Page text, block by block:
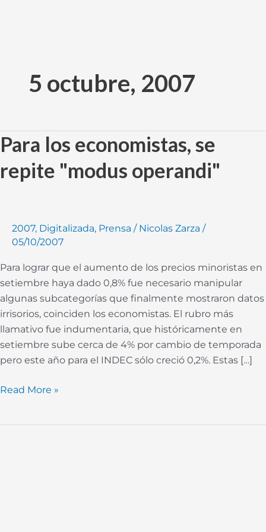
contenido5 octubre, 2007
Para los economistas, se
repite "modus operandi"
2007, Digitalizada, Prensa / Nicolas Zarza /
05/10/2007
Para lograr que el aumento de los precios minoristas en
setiembre haya dado 0,8% fue necesario manipular
algunas subcategorías que finalmente mostraron datos
irrisorios, coinciden los economistas. El rubro más
llamativo fue indumentaria, que históricamente en
setiembre sube cerca de 4% por cambio de temporada
pero este año para el INDEC sólo creció 0,2%. Estas […]
Para
los
economistas,
operandi"
Read More »